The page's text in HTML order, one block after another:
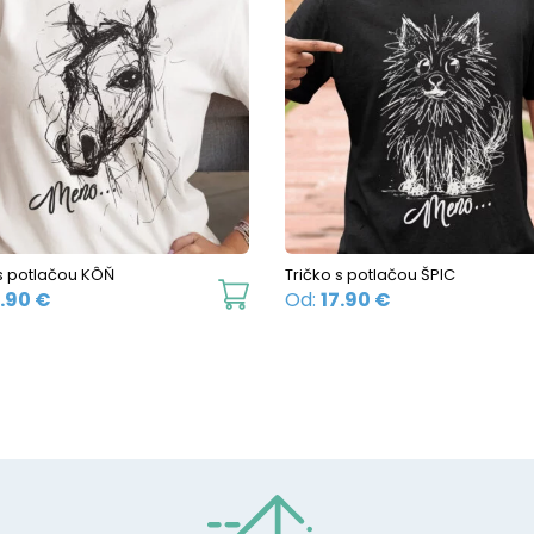
variants.
options
may
chosen
on
the
product
page
potlačou KÔŇ
€
This
options
may
Tričko s potlačou ŠPIC
Od: 17.90 €